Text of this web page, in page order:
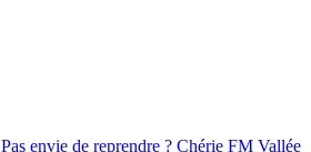
Pas envie de reprendre ? Chérie FM Vallée